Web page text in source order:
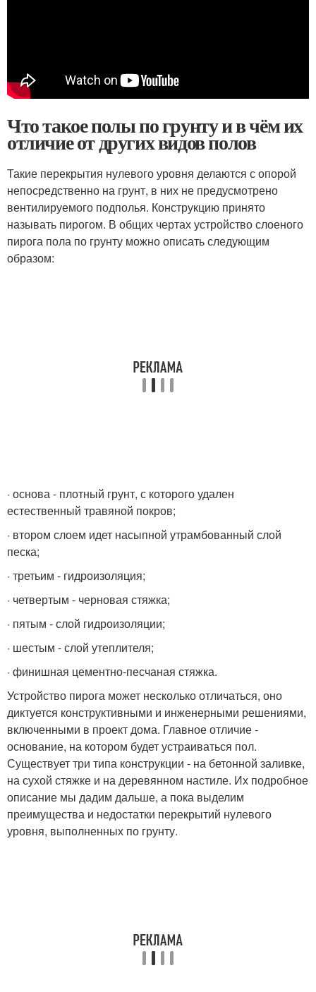
Что такое полы по грунту и в чём их
отличие от других видов полов
Такие перекрытия нулевого уровня делаются с опорой
непосредственно на грунт, в них не предусмотрено
вентилируемого подполья. Конструкцию принято
называть пирогом. В общих чертах устройство слоеного
пирога пола по грунту можно описать следующим
образом:
· основа - плотный грунт, с которого удален
естественный травяной покров;
· втором слоем идет насыпной утрамбованный слой
песка;
· третьим - гидроизоляция;
· четвертым - черновая стяжка;
· пятым - слой гидроизоляции;
· шестым - слой утеплителя;
· финишная цементно-песчаная стяжка.
Устройство пирога может несколько отличаться, оно
диктуется конструктивными и инженерными решениями,
включенными в проект дома. Главное отличие -
основание, на котором будет устраиваться пол.
Существует три типа конструкции - на бетонной заливке,
на сухой стяжке и на деревянном настиле. Их подробное
описание мы дадим дальше, а пока выделим
преимущества и недостатки перекрытий нулевого
уровня, выполненных по грунту.